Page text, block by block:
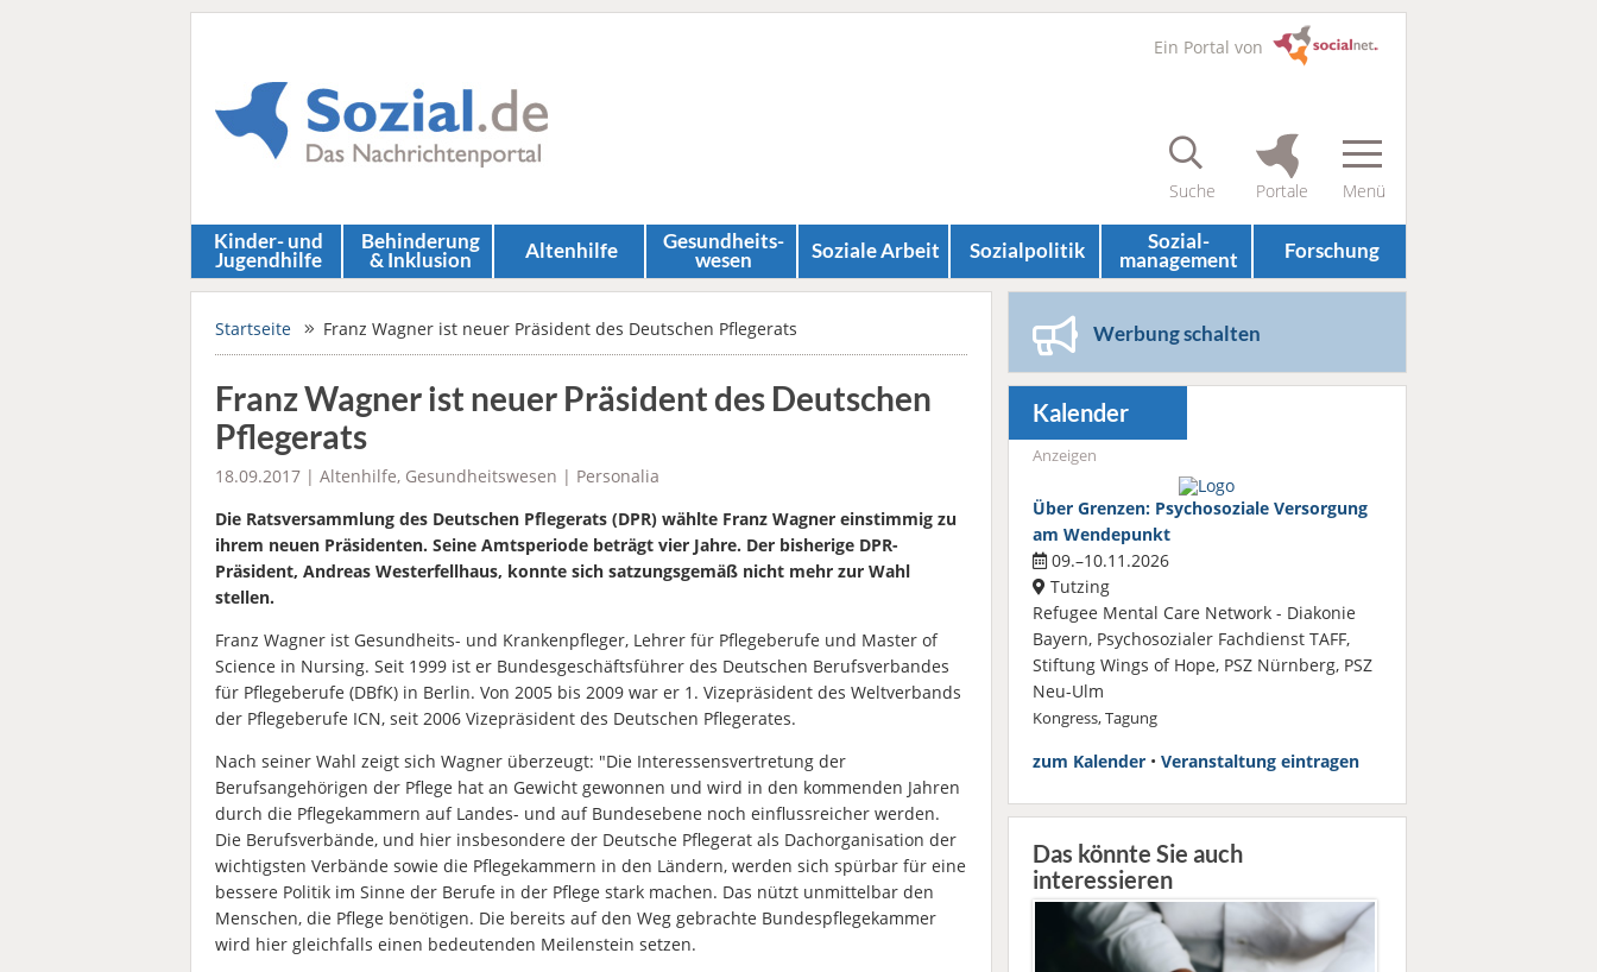
Ein Portal von
Kinder- und
Jugendhilfe
Behinderung
& Inklusion Altenhilfe Gesundheits­
wesen Soziale Arbeit Sozial­politik Sozial­
management Forschung
Startseite Franz Wagner ist neuer Präsident des Deutschen Pflegerats
Franz Wagner ist neuer Präsident des Deutschen
Pflegerats
18.09.2017 | Altenhilfe, Gesundheitswesen | Personalia
Die Ratsversammlung des Deutschen Pflegerats (DPR) wählte Franz Wagner einstimmig zu
ihrem neuen Präsidenten. Seine Amtsperiode beträgt vier Jahre. Der bisherige DPR-
Präsident, Andreas Westerfellhaus, konnte sich satzungsgemäß nicht mehr zur Wahl
stellen.
Franz Wagner ist Gesundheits- und Krankenpfleger, Lehrer für Pflegeberufe und Master of
Science in Nursing. Seit 1999 ist er Bundesgeschäftsführer des Deutschen Berufsverbandes
für Pflegeberufe (DBfK) in Berlin. Von 2005 bis 2009 war er 1. Vizepräsident des Weltverbands
der Pflegeberufe ICN, seit 2006 Vizepräsident des Deutschen Pflegerates.
Nach seiner Wahl zeigt sich Wagner überzeugt: "Die Interessensvertretung der
Berufsangehörigen der Pflege hat an Gewicht gewonnen und wird in den kommenden Jahren
durch die Pflegekammern auf Landes- und auf Bundesebene noch einflussreicher werden.
Die Berufsverbände, und hier insbesondere der Deutsche Pflegerat als Dachorganisation der
wichtigsten Verbände sowie die Pflegekammern in den Ländern, werden sich spürbar für eine
bessere Politik im Sinne der Berufe in der Pflege stark machen. Das nützt unmittelbar den
Menschen, die Pflege benötigen. Die bereits auf den Weg gebrachte Bundespflegekammer
wird hier gleichfalls einen bedeutenden Meilenstein setzen.
Werbung schalten
Kalender
Anzeigen
Über Grenzen: Psychosoziale Versorgung
am Wendepunkt
09.–10.11.2026
Tutzing
Refugee Mental Care Network - Diakonie
Bayern, Psychosozialer Fachdienst TAFF,
Stiftung Wings of Hope, PSZ Nürnberg, PSZ
Neu-Ulm
Kongress, Tagung
zum Kalender• Veranstaltung eintragen
Das könnte Sie auch
interessieren